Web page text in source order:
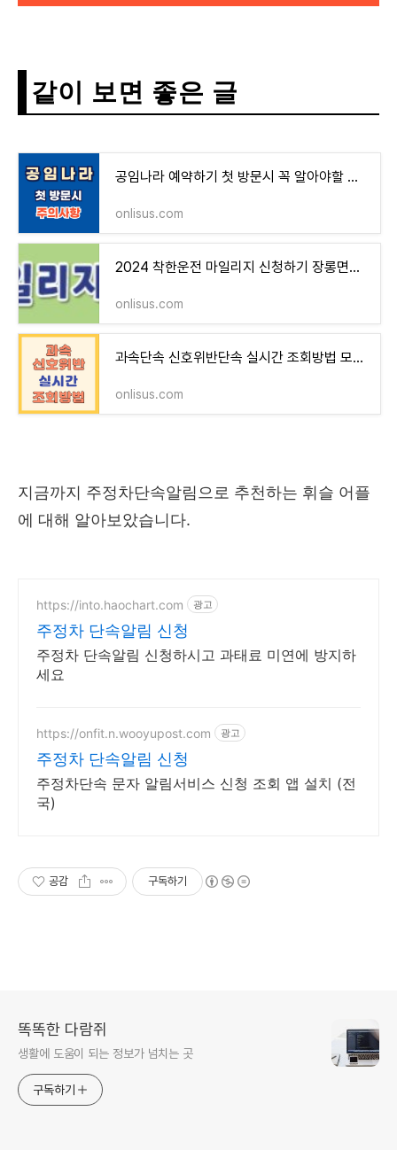
같이 보면 좋은 글
공임나라 예약하기 첫 방문시 꼭 알아야할 내용
onlisus.com
2024 착한운전 마일리지 신청하기 장롱면허도 신청가능
onlisus.com
과속단속 신호위반단속 실시간 조회방법 모바일도 가능
onlisus.com
지금까지 주정차단속알림으로 추천하는 휘슬 어플
에 대해 알아보았습니다.
https://into.haochart.com 광고
주정차 단속알림 신청
주정차 단속알림 신청하시고 과태료 미연에 방지하
세요
https://onfit.n.wooyupost.com 광고
주정차 단속알림 신청
주정차단속 문자 알림서비스 신청 조회 앱 설치 (전
국)
공감 구독하기
똑똑한 다람쥐
생활에 도움이 되는 정보가 넘치는 곳
구독하기